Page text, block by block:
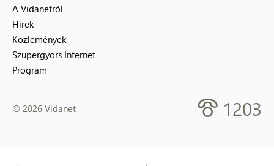
A Vidanetről
Hírek
Közlemények
Szupergyors Internet
Program
© 2026 Vidanet 1203